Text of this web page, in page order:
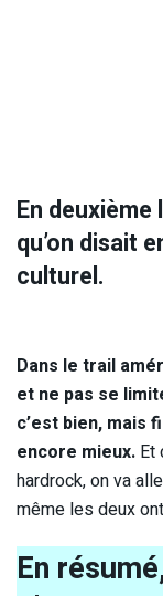
En
qu’on disait
culturel.
Dans le trail
et ne pas se
c’est bien, mais
encore mieux. Et
hardrock, on va
même les deux
En